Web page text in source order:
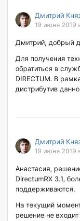
Дмитрий
19 июня 2019
Дмитрий, добрый
Для получения
обратиться в
DIRECTUM. В
дистрибутив
Дмитрий
19 июня 2019
Анастасия,
DirectumRX 3.1,
поддерживаются.
На текущий
решение не